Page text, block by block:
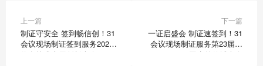
上一篇
制证守安全 签到畅信创！31
会议现场制证签到服务2026
信息技术应用创新大会
下一篇
一证启盛会 制证速签到！31
会议现场制证服务第23届中
国户外传播大会